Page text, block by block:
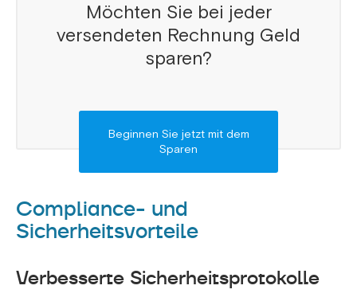
Möchten Sie bei jeder
versendeten Rechnung Geld
sparen?
Beginnen Sie jetzt mit dem
Sparen
Compliance- und
Sicherheitsvorteile
Verbesserte Sicherheitsprotokolle